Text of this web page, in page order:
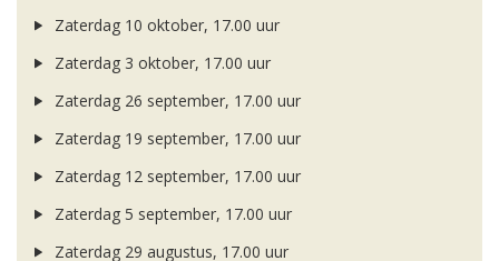
Zaterdag 10 oktober, 17.00 uur
Zaterdag 3 oktober, 17.00 uur
Zaterdag 26 september, 17.00 uur
Zaterdag 19 september, 17.00 uur
Zaterdag 12 september, 17.00 uur
Zaterdag 5 september, 17.00 uur
Zaterdag 29 augustus, 17.00 uur